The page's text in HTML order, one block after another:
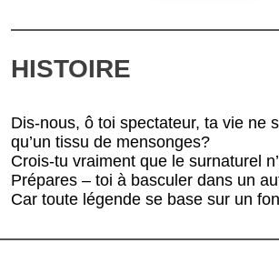
HISTOIRE
Dis-nous, ô toi spectateur, ta vie ne
qu’un tissu de mensonges?
Crois-tu vraiment que le surnaturel
Prépares – toi à basculer dans un
Car toute légende se base sur un